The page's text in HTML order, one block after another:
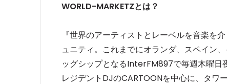
WORLD-MARKETZとは？
『世界のアーティストとレーベルを音楽を
ュニティ。これまでにオランダ、スペイン
ッグシップとなるInterFM897で毎週木曜日
レジデントDJのCARTOONを中心に、タワ